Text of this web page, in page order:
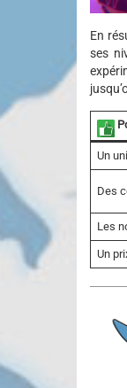
En
ses
Un
Des
Les
Un